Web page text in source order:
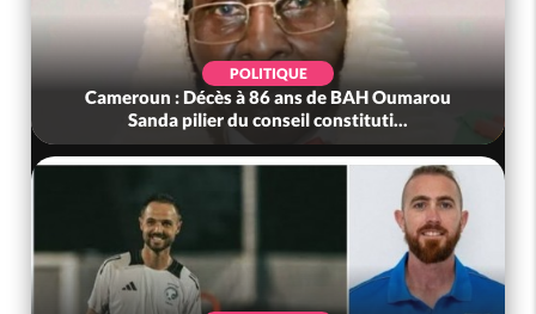
POLITIQUE
Cameroun : Décès à 86 ans de BAH Oumarou
Sanda pilier du conseil constituti...